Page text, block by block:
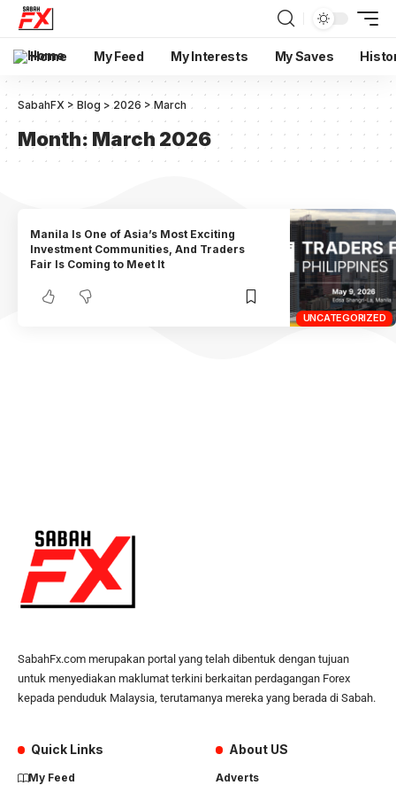
Home My Feed My Interests My Saves
SabahFX > Blog >2026 >March
Month: March 2026
UNCATEGORIZED
Manila Is One of Asia’s Most Exciting
Investment Communities, And Traders
Fair Is Coming to Meet It
SabahFx.com merupakan portal yang telah dibentuk dengan tujuan
untuk menyediakan maklumat terkini berkaitan perdagangan Forex
kepada penduduk Malaysia, terutamanya mereka yang berada di Sabah.
Quick Links
My Feed
About US
Adverts